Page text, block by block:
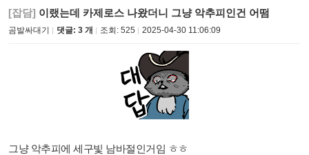
[잡담] 이랬는데 카제로스 나왔더니 그냥 악추피인건 어떰
곰발싸대기 댓글: 3 개 조회: 525 2025-04-30 11:06:09
그냥 악추피에 세구빛 남바절인거임 ㅎㅎ